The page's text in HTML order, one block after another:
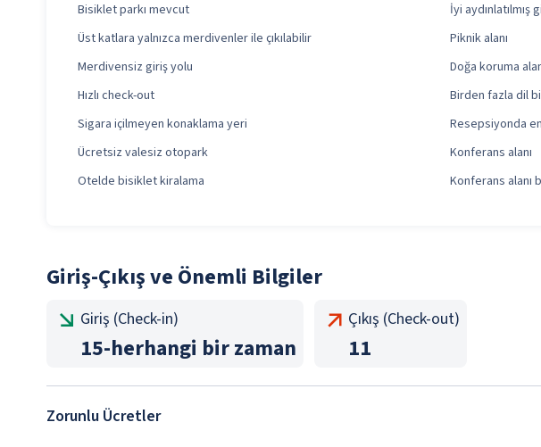
Bisiklet parkı mevcut
İyi aydınlatılmış
Üst katlara yalnızca merdivenler ile çıkılabilir
Piknik alanı
Merdivensiz giriş yolu
Doğa koruma
Hızlı check-out
Birden fazla dil
Sigara içilmeyen konaklama yeri
Resepsiyonda
Ücretsiz valesiz otopark
Konferans alanı
Otelde bisiklet kiralama
Konferans alanı
Giriş-Çıkış ve Önemli Bilgiler
Giriş (Check-in)
15-herhangi bir zaman
Çıkış (Check-out)
11
Zorunlu Ücretler